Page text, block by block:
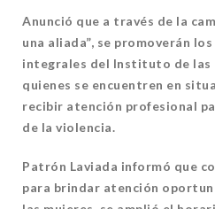
Anunció que a través de la
una aliada”, se promoverán
integrales del Instituto de las
quienes se encuentren en
recibir atención profesional
de la violencia.
Patrón Laviada informó que
para brindar atención